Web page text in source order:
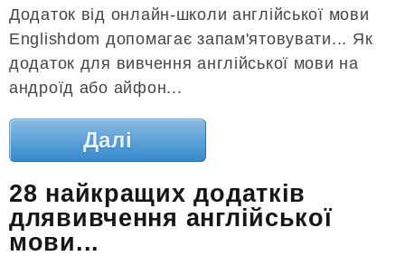
Додаток від онлайн-школи англійської мови
Englishdom допомагає запам'ятовувати... Як
додаток для вивчення англійської мови на
андроїд або айфон...
Далі
28 найкращих додатків
длявивчення англійської
мови...